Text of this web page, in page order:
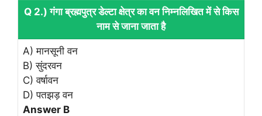
Q 2.) गंगा ब्रह्मपुत्र डेल्टा क्षेत्र का वन निम्नलिखित में से किस
नाम से जाना जाता है
A) मानसूनी वन
B) सुंदरवन
C) वर्षावन
D) पतझड़ वन
Answer B